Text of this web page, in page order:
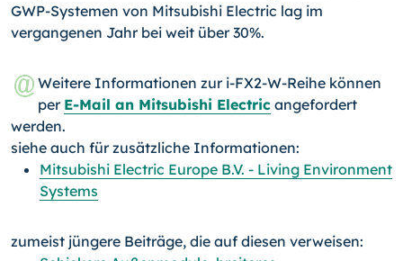
GWP-Systemen von Mitsubishi Electric lag im
vergangenen Jahr bei weit über 30%.
Weitere Informationen zur i-FX2-W-Reihe können
per E-Mail an Mitsubishi Electric angefordert
werden.
siehe auch für zusätzliche Informationen:
Mitsubishi Electric Europe B.V. - Living Environment
Systems
zumeist jüngere Beiträge, die auf diesen verweisen: